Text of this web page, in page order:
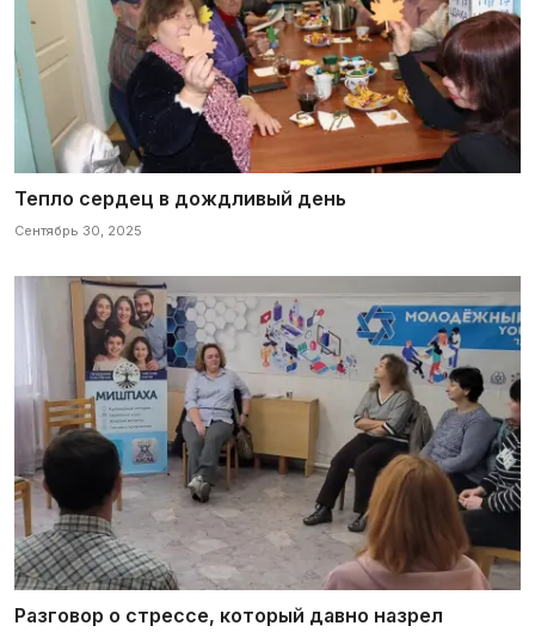
Тепло сердец в дождливый день
Сентябрь 30, 2025
Разговор о стрессе, который давно назрел